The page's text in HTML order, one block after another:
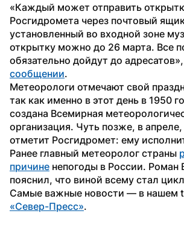
«Каждый может отправить
Росгидромета через почтовый
установленный во входной зоне
открытку можно до 26 марта. Все
обязательно дойдут до
сообщении.
Метеорологи отмечают свой
так как именно в этот день в 1950
создана Всемирная
организация. Чуть позже, в
отметит Росгидромет: ему
Ранее главный метеоролог страны
причине непогоды в России. Роман
пояснил, что виной всему стал
«Север-Пресс».